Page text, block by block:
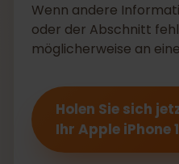
Wenn andere
oder der Abschnitt
möglicherweise an
Holen Sie sich
Ihr Apple iPhone